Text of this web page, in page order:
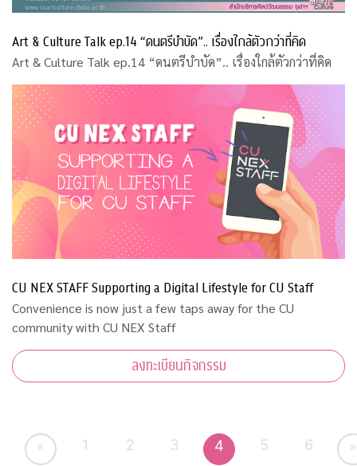
Art & Culture Talk ep.14 “ดนตรีบำบัด”.. เรื่องใกล้ตัวกว่าที่คิด
Art & Culture Talk ep.14 “ดนตรีบำบัด”.. เรื่องใกล้ตัวกว่าที่คิด
CU NEX STAFF Supporting a Digital Lifestyle for CU Staff
Convenience is now just a few taps away for the CU
community with CU NEX Staff
ลงทะเบียนกิจกรรม
« 1 2 3 4 5 6 »